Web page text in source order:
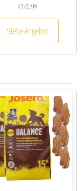
€149.99
Siehe Angebot